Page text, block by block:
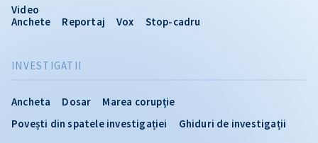
INVESTIGATII
Ancheta Dosar
Marea corupție
Povești din spatele investigației
Ghiduri de investigații
Video
Anchete
Reportaj Vox Stop-cadru